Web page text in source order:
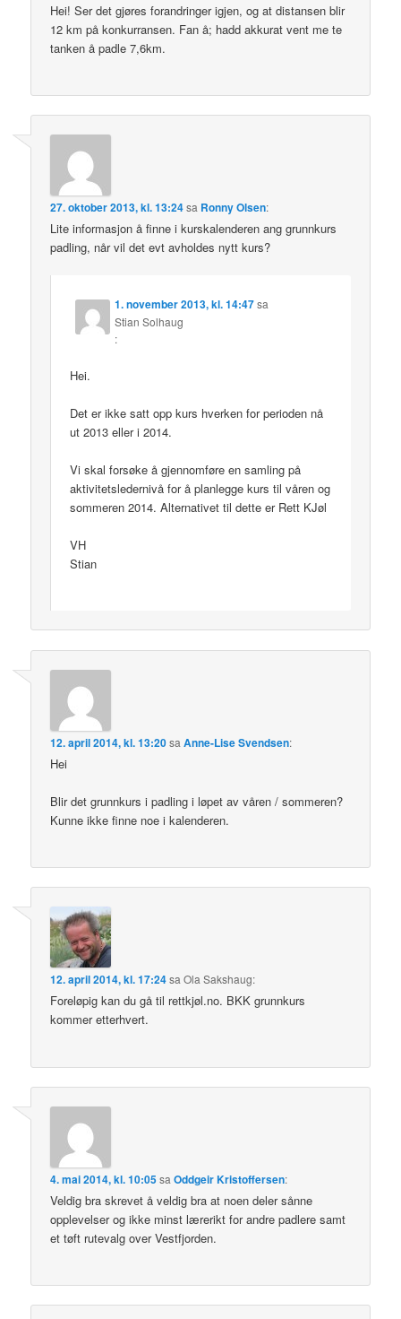
Hei! Ser det gjøres forandringer igjen, og at distansen blir
12 km på konkurransen. Fan å; hadd akkurat vent me te
tanken å padle 7,6km.
27. oktober 2013, kl. 13:24sa Ronny Olsen:
Lite informasjon å finne i kurskalenderen ang grunnkurs
padling, når vil det evt avholdes nytt kurs?
1. november 2013, kl. 14:47sa
Stian Solhaug
:
Hei.
Det er ikke satt opp kurs hverken for perioden nå
ut 2013 eller i 2014.
Vi skal forsøke å gjennomføre en samling på
aktivitetsledernivå for å planlegge kurs til våren og
sommeren 2014. Alternativet til dette er Rett KJøl
VH
Stian
12. april 2014, kl. 13:20sa Anne-Lise Svendsen:
Hei
Blir det grunnkurs i padling i løpet av våren / sommeren?
Kunne ikke finne noe i kalenderen.
12. april 2014, kl. 17:24sa Ola Sakshaug:
Foreløpig kan du gå til rettkjøl.no. BKK grunnkurs
kommer etterhvert.
4. mai 2014, kl. 10:05sa Oddgeir Kristoffersen:
Veldig bra skrevet å veldig bra at noen deler sånne
opplevelser og ikke minst lærerikt for andre padlere samt
et tøft rutevalg over Vestfjorden.